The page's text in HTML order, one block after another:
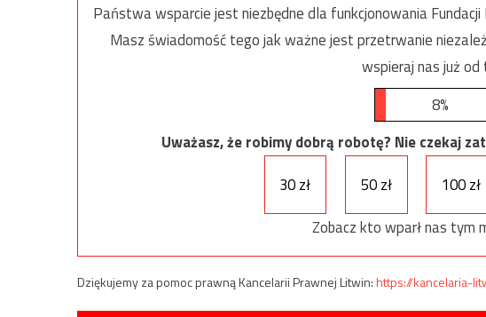
Państwa wsparcie jest niezbędne dla funkcjonowania Fundacji
Masz świadomość tego jak ważne jest przetrwanie
wspieraj nas już od
8%
Uważasz, że robimy dobrą robotę? Nie czekaj
30 zł
50 zł 100 zł
Zobacz kto wparł nas tym
Dziękujemy za pomoc prawną Kancelarii Prawnej Litwin:https://kancelaria-